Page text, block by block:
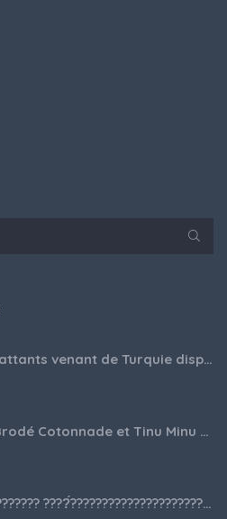
Armoires 3 battants venant de Turquie disponibles
Patch Voile Brodé Cotonnade et Tinu Minu de l’Inde ???????? ????
???????????????????? ????́???????????????????????????????????????? à vendre